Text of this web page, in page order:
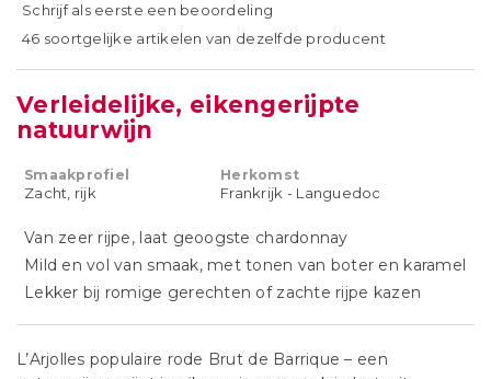
Schrijf als eerste een beoordeling
46 soortgelijke artikelen van dezelfde producent
Verleidelijke, eikengerijpte
natuurwijn
Smaakprofiel
Zacht, rijk
Herkomst
Frankrijk - Languedoc
Van zeer rijpe, laat geoogste chardonnay
Mild en vol van smaak, met tonen van boter en karamel
Lekker bij romige gerechten of zachte rijpe kazen
L’Arjolles populaire rode Brut de Barrique – een